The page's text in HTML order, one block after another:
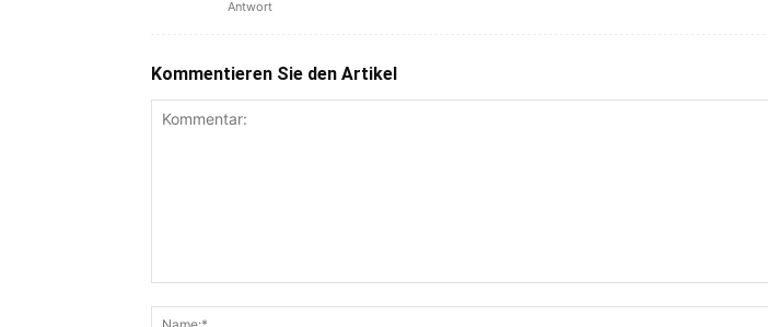
Antwort
Kommentieren Sie den Artikel